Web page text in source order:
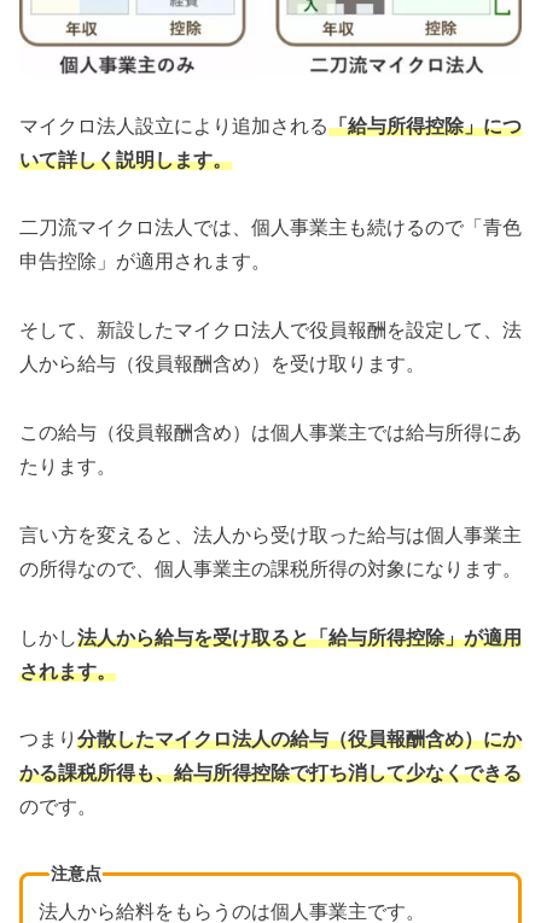
マイクロ法人設立により追加される「給与所得控除」につ
いて詳しく説明します。
二刀流マイクロ法人では、個人事業主も続けるので「青色
申告控除」が適用されます。
そして、新設したマイクロ法人で役員報酬を設定して、法
人から給与（役員報酬含め）を受け取ります。
この給与（役員報酬含め）は個人事業主では給与所得にあ
たります。
言い方を変えると、法人から受け取った給与は個人事業主
の所得なので、個人事業主の課税所得の対象になります。
しかし法人から給与を受け取ると「給与所得控除」が適用
されます。
つまり 分散したマイクロ法人の給与（役員報酬含め）にか
かる課税所得も、給与所得控除で打ち消して少なくできる
のです。
注意点
法人から給料をもらうのは個人事業主です。